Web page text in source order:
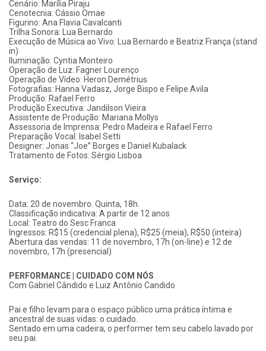
Cenário: Marília Piraju
Cenotecnia: Cássio Omae
Figurino: Ana Flavia Cavalcanti
Trilha Sonora: Lua Bernardo
Execução de Música ao Vivo: Lua Bernardo e Beatriz França (stand
in)
Iluminação: Cyntia Monteiro
Operação de Luz: Fagner Lourenço
Operação de Vídeo: Heron Demétrius
Fotografias: Hanna Vadasz, Jorge Bispo e Felipe Avila
Produção: Rafael Ferro
Produção Executiva: Jandilson Vieira
Assistente de Produção: Mariana Mollys
Assessoria de Imprensa: Pedro Madeira e Rafael Ferro
Preparação Vocal: Isabel Setti
Designer: Jonas “Joe” Borges e Daniel Kubalack
Tratamento de Fotos: Sérgio Lisboa
Serviço:
Data: 20 de novembro. Quinta, 18h.
Classificação indicativa: A partir de 12 anos
Local: Teatro do Sesc Franca
Ingressos: R$15 (credencial plena), R$25 (meia), R$50 (inteira)
Abertura das vendas: 11 de novembro, 17h (on-line) e 12 de
novembro, 17h (presencial)
PERFORMANCE | CUIDADO COM NÓS
Com Gabriel Cândido e Luiz Antônio Candido
Pai e filho levam para o espaço público uma prática íntima e
ancestral de suas vidas: o cuidado.
Sentado em uma cadeira, o performer tem seu cabelo lavado por
seu pai.